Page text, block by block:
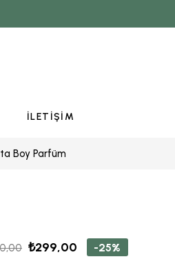
İLETIŞIM
Boy Parfüm
₺299,00 -25%